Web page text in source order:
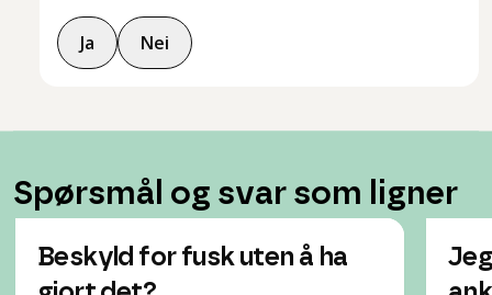
Ja Nei
Spørsmål og svar som ligner
Beskyld for fusk uten å ha